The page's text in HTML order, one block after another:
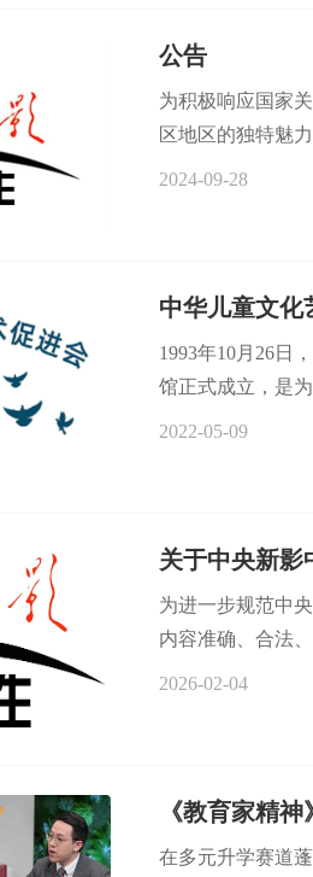
公告
为积极响应国家
区地区的独特魅
2024-09-28
中华儿童文化
1993年10月26日
馆正式成立，是
2022-05-09
关于中央新影
为进一步规范中
内容准确、合法
2026-02-04
《教育家精
在多元升学赛道